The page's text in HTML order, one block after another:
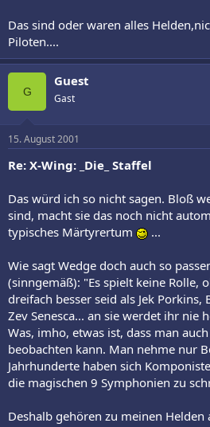
Das sind oder waren alles
Piloten....
G
Guest
Gast
15. August 2001
Re: X-Wing: _Die_ Staffel
Das würd ich so nicht sagen. Bloß
sind, macht sie das noch nicht
typisches Märtyrertum
...
Wie sagt Wedge doch auch so
(sinngemäß): "Es spielt keine Rolle,
dreifach besser seid als Jek
Zev Senesca... an sie werdet ihr nie
Was, imho, etwas ist, dass man
beobachten kann. Man nehme nur
Jahrhunderte haben sich
die magischen 9 Symphonien zu
Deshalb gehören zu meinen Helden